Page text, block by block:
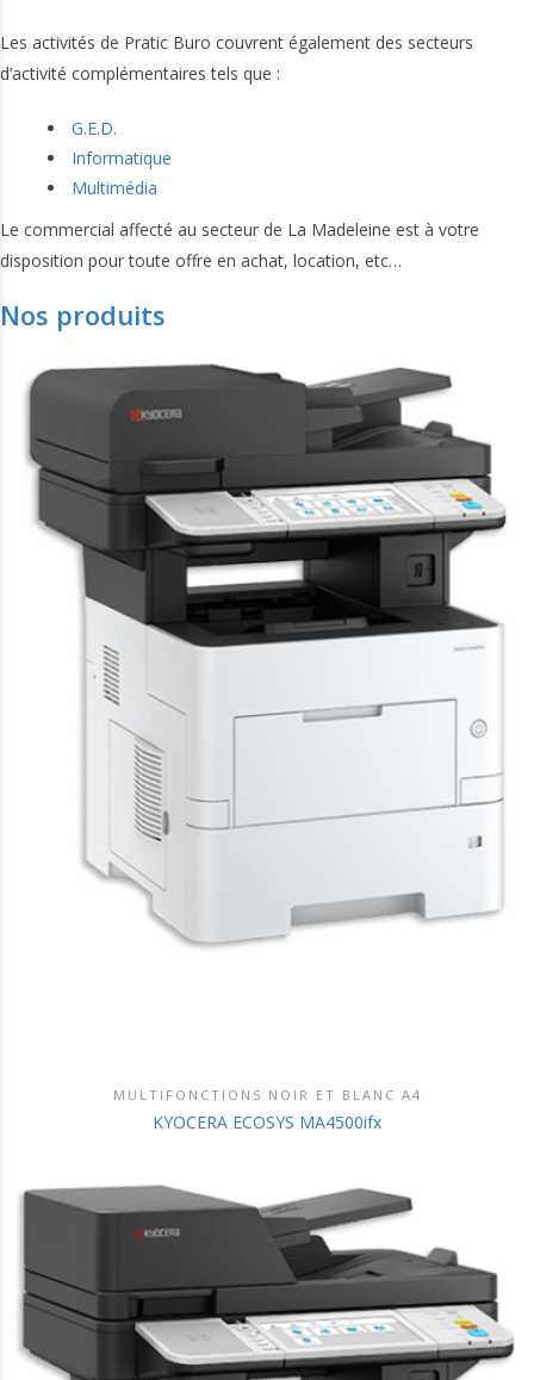
Les activités de Pratic Buro couvrent également des secteurs
d’activité complémentaires tels que :
G.E.D.
Informatique
Multimédia
Le commercial affecté au secteur de La Madeleine est à votre
disposition pour toute offre en achat, location, etc…
Nos produits
DÉCOUVRIR CE PRODUIT
MULTIFONCTIONS NOIR ET BLANC A4
KYOCERA ECOSYS MA4500ifx